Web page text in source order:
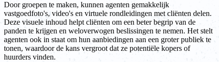
Door groepen te maken, kunnen agenten gemakkelijk
vastgoedfoto's, video's en virtuele rondleidingen met cliënten delen.
Deze visuele inhoud helpt cliënten om een beter begrip van de
panden te krijgen en weloverwogen beslissingen te nemen. Het stelt
agenten ook in staat om hun aanbiedingen aan een groter publiek te
tonen, waardoor de kans vergroot dat ze potentiële kopers of
huurders vinden.